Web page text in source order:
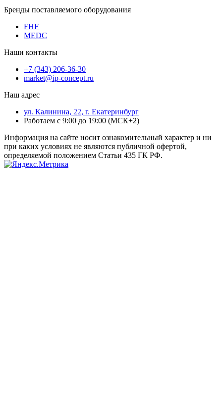
Бренды поставляемого оборудования
FHF
MEDC
Наши контакты
+7 (343) 206-36-30
market@ip-concept.ru
Наш адрес
ул. Калинина, 22, г. Екатеринбург
Работаем с 9:00 до 19:00 (МСК+2)
Информация на сайте носит ознакомительный характер и ни
при каких условиях не являются публичной офертой,
определяемой положением Статьи 435 ГК РФ.